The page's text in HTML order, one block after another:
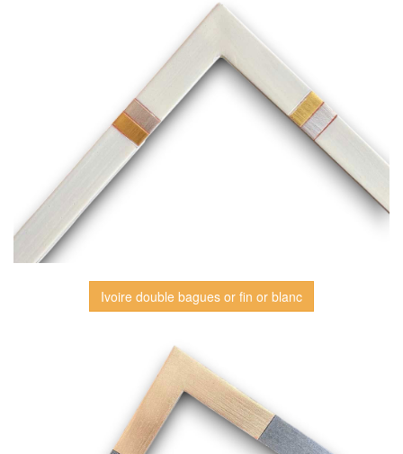
Ivoire double bagues or fin or blanc